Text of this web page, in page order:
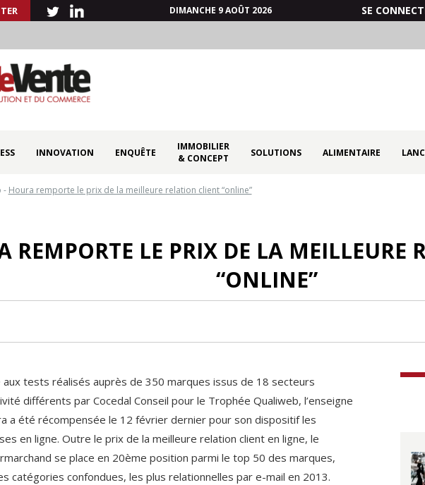
DIMANCHE 9 AOÛT 2026 SE
INNOVATION ENQUÊTE
IMMOBILIER
& CONCEPT
SOLUTIONS ALIMENTAIRE
- Houra remporte le prix de la meilleure relation client “online”
REMPORTE LE PRIX DE LA MEILLEURE
“ONLINE”
aux tests réalisés auprès de 350 marques issus de 18 secteurs
différents par Cocedal Conseil pour le Trophée Qualiweb, l’enseigne
a été récompensée le 12 février dernier pour son dispositif les
en ligne. Outre le prix de la meilleure relation client en ligne, le
se place en 20ème position parmi le top 50 des marques,
catégories confondues, les plus relationnelles par e-mail en 2013.